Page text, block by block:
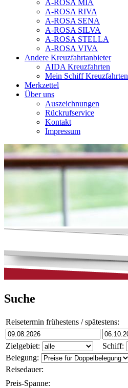
A-ROSA MIA
A-ROSA RIVA
A-ROSA SENA
A-ROSA SILVA
A-ROSA STELLA
A-ROSA VIVA
Andere Kreuzfahrtanbieter
AIDA Kreuzfahrten
Mein Schiff Kreuzfahrten
Merkzettel
Über uns
Auszeichnungen
Rückrufservice
Kontakt
Impressum
Suche
Reisetermin frühestens / spätestens:
Zielgebiet:
Schiff:
Belegung:
Reisedauer:
Preis-Spanne: